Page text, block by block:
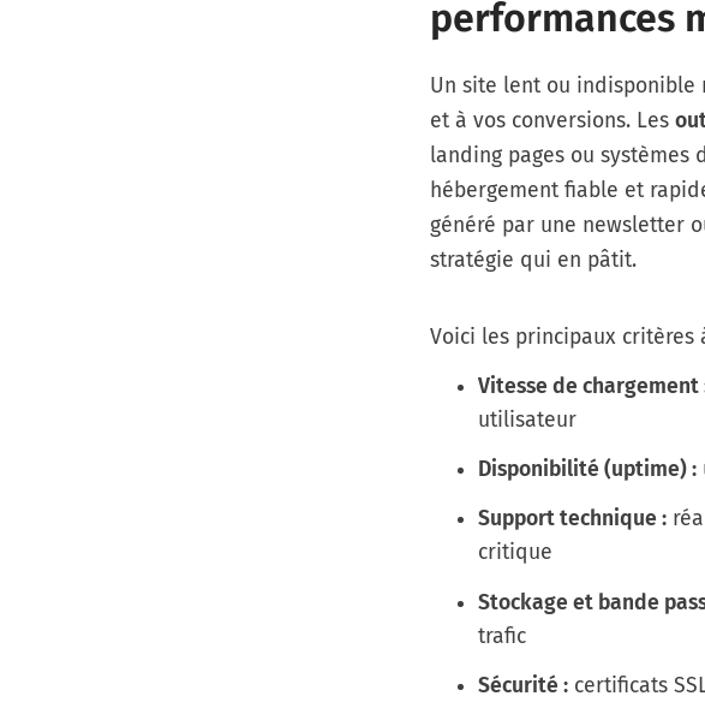
performances
Un site lent ou indisponible
et à vos conversions. Les
landing pages ou systèmes
hébergement fiable et
généré par une newsletter
stratégie qui en pâtit.
Voici les principaux critères
Vitesse de chargement
utilisateur
Disponibilité (uptime) :
Support technique :
critique
Stockage et bande
trafic
Sécurité : certificats